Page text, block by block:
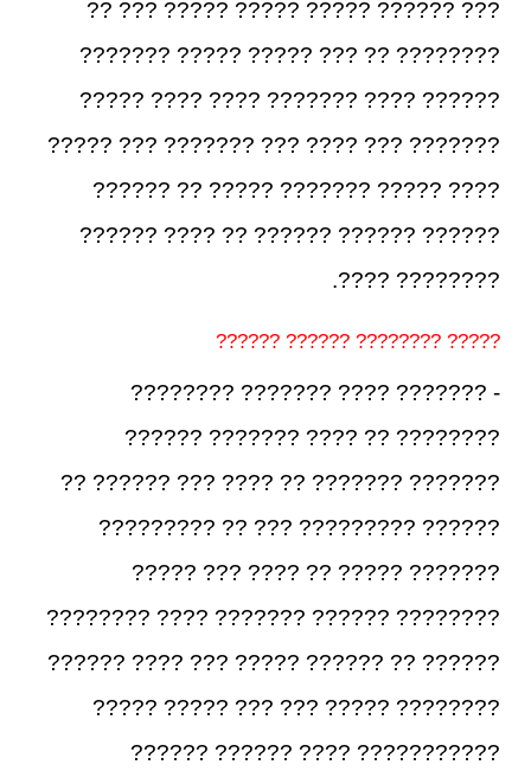
??? ?????? ????? ????? ????? ??? ??
???????? ?? ??? ????? ????? ???????
?????? ???? ??????? ???? ???? ?????
??????? ??? ???? ??? ??????? ??? ?????
???? ????? ??????? ????? ?? ??????
?????? ?????? ?????? ?? ???? ??????
???????? ????.
????? ???????? ?????? ??????
- ??????? ???? ??????? ????????
???????? ?? ???? ??????? ??????
??????? ??????? ?? ???? ??? ?????? ??
?????? ????????? ??? ?? ?????????
??????? ????? ?? ???? ??? ?????
???????? ?????? ??????? ???? ????????
?????? ?? ?????? ????? ??? ???? ??????
???????? ????? ??? ??? ????? ?????
??????????? ???? ?????? ??????